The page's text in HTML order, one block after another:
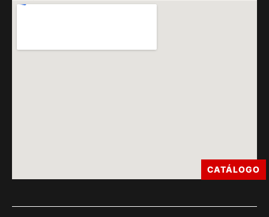
CATÁLOGO